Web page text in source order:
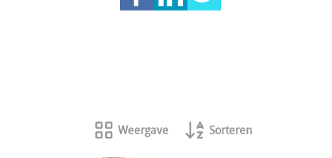
Weergave Sorteren